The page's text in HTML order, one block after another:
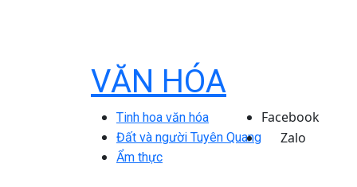
VĂN HÓA
Tinh hoa văn hóa
Đất và người Tuyên Quang
Ẩm thực
Facebook
Zalo